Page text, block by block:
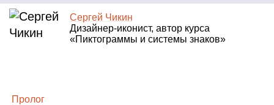
Сергей Чикин
Дизайнер‑иконист, автор курса
«Пиктограммы и системы знаков»
Пролог